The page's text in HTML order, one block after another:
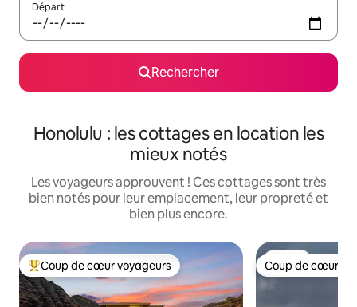
Départ
Rechercher
Honolulu : les cottages en location les
mieux notés
Les voyageurs approuvent ! Ces cottages sont très
bien notés pour leur emplacement, leur propreté et
bien plus encore.
Coups de cœur voyageurs les plus appréciés
Coup de cœur voyageurs Coup de cœur
Coup de cœur